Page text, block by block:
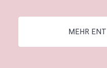
Alter: 35 to 55
MEHR